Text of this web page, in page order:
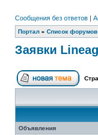
Сообщения без ответов |
Портал » Список форумов
Заявки
Объявления